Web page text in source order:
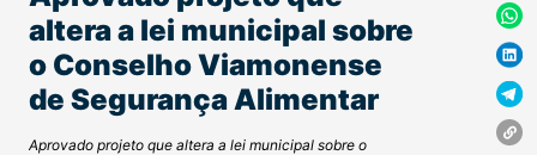
altera a lei municipal sobre
o Conselho Viamonense
de Segurança Alimentar
Aprovado projeto que altera a lei municipal sobre o